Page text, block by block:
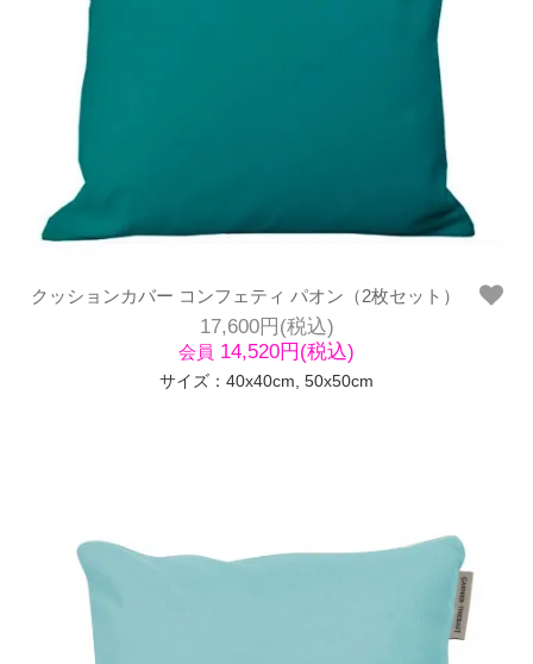
クッションカバー コンフェティ パオン（2枚セット）
17,600円(税込)
会員 14,520円(税込)
サイズ：40x40cm, 50x50cm